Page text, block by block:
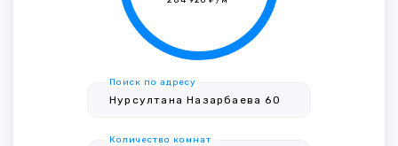
Поиск по адресу
Количество комнат